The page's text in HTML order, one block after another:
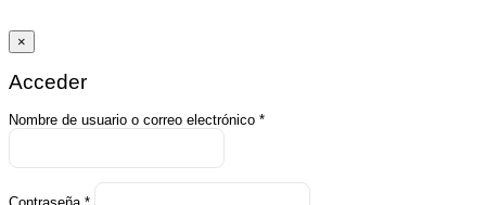
×
Acceder
Nombre de usuario o correo electrónico *Obligatorio
Obligatorio